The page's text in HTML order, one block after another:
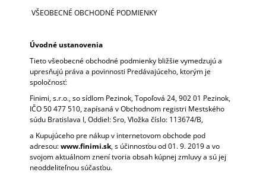
VŠEOBECNÉ OBCHODNÉ PODMIENKY
Úvodné ustanovenia
Tieto všeobecné obchodné podmienky bližšie vymedzujú a
upresňujú práva a povinnosti Predávajúceho, ktorým je
spoločnosť:
Finimi, s.r.o., so sídlom Pezinok, Topoľová 24, 902 01 Pezinok,
IČO 50 477 510, zapísaná v Obchodnom registri Mestského
súdu Bratislava I, Oddiel: Sro, Vložka číslo: 113674/B,
a Kupujúceho pre nákup v internetovom obchode pod
adresou:www.finimi.sk, s účinnosťou od 01. 9. 2019 a vo
svojom aktuálnom znení tvoria obsah kúpnej zmluvy a sú jej
neoddeliteľnou súčasťou.